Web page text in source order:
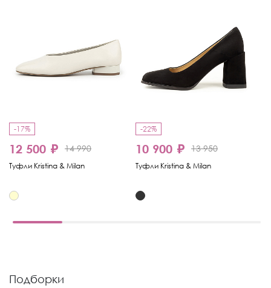
-17%
12 500 ₽ 14 990
Туфли Kristina & Milan
-22%
10 900 ₽ 13 950
Туфли Kristina & Milan
Подборки